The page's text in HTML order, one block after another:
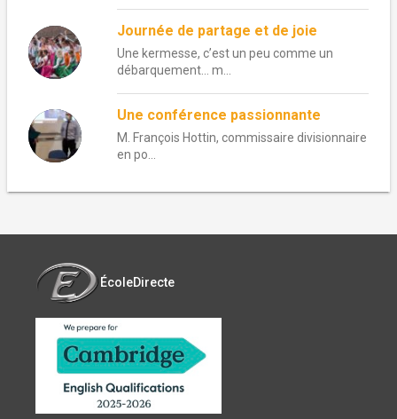
Journée de partage et de joie
Une kermesse, c’est un peu comme un
débarquement… m...
Une conférence passionnante
M. François Hottin, commissaire divisionnaire
en po...
ÉcoleDirecte